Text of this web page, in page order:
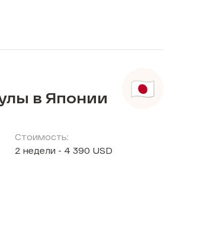
в Японии
Стоимость:
2 недели - 4 390 USD